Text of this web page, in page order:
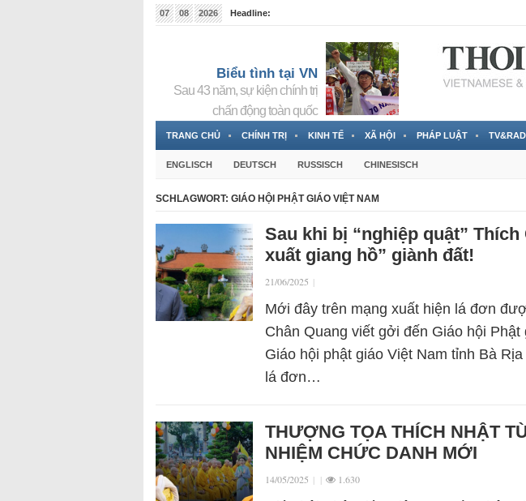
07 08 2026
Headline:
Biểu tình tại VN
Sau 43 năm, sự kiện chính trị
chấn động toàn quốc
TRANG CHỦ CHÍNH TRỊ KINH TẾ XÃ HỘI PHÁP LUẬT
ENGLISCH DEUTSCH RUSSISCH CHINESISCH
SCHLAGWORT: GIÁO HỘI PHẬT GIÁO VIỆT NAM
Sau khi bị “nghiệp quật” Thích
xuất giang hồ” giành đất!
21/06/2025 |
Mới đây trên mạng xuất hiện lá đơn
Chân Quang viết gởi đến Giáo hội Phật
Giáo hội phật giáo Việt Nam tỉnh Bà
lá đơn…
THƯỢNG TỌA THÍCH NHẬT
NHIỆM CHỨC DANH MỚI
14/05/2025 | | 1.630